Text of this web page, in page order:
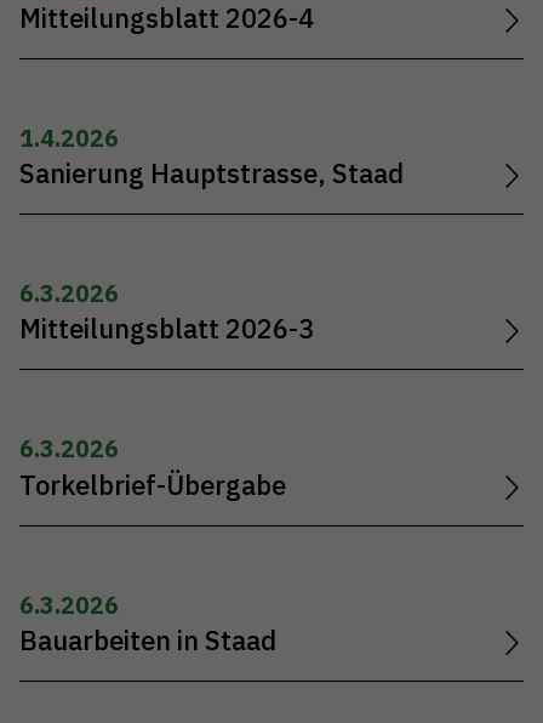
Mitteilungsblatt 2026-4
1.4.2026
Sanierung Hauptstrasse, Staad
6.3.2026
Mitteilungsblatt 2026-3
6.3.2026
Torkelbrief-Übergabe
6.3.2026
Bauarbeiten in Staad